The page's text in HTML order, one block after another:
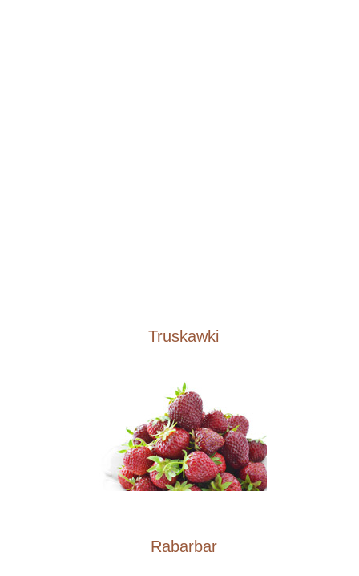
Truskawki
Rabarbar